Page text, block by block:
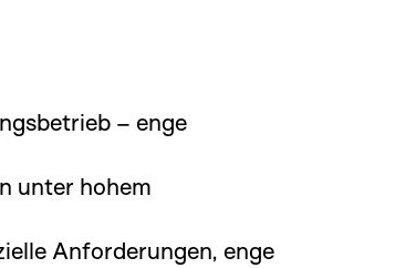
– enge
unter hohem
Anforderungen, enge